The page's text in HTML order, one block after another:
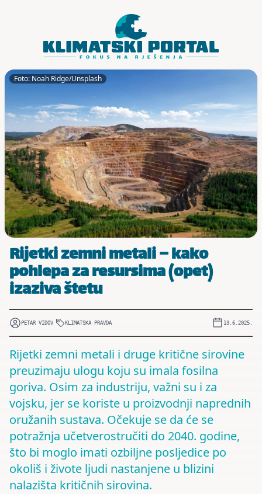
Foto: Noah Ridge/Unsplash
Rijetki zemni metali – kako
pohlepa za resursima (opet)
izaziva štetu
PETAR VIDOV KLIMATSKA PRAVDA 13.6.2025.
Rijetki zemni metali i druge kritične sirovine
preuzimaju ulogu koju su imala fosilna
goriva. Osim za industriju, važni su i za
vojsku, jer se koriste u proizvodnji naprednih
oružanih sustava. Očekuje se da će se
potražnja učetverostručiti do 2040. godine,
što bi moglo imati ozbiljne posljedice po
okoliš i živote ljudi nastanjene u blizini
nalazišta kritičnih sirovina.